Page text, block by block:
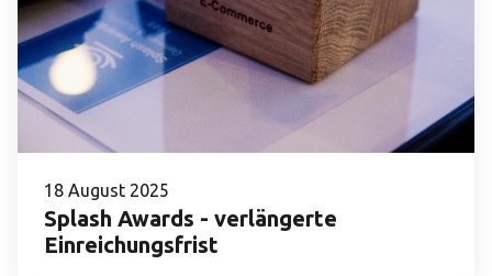
18 August 2025
Splash Awards - verlängerte
Einreichungsfrist